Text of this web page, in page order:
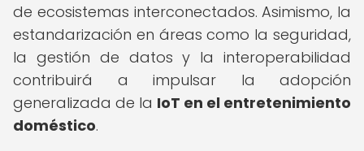
de ecosistemas interconectados. Asimismo, la
estandarización en áreas como la seguridad,
la gestión de datos y la interoperabilidad
contribuirá a impulsar la adopción
generalizada de la IoT en el entretenimiento
doméstico.